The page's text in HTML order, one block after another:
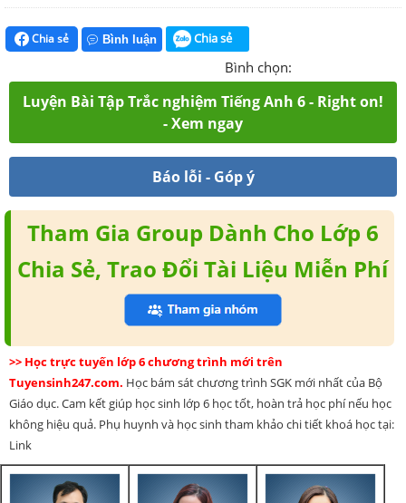
Chia sẻ Bình luận Chia sẻ
Bình chọn:
Luyện Bài Tập Trắc nghiệm Tiếng Anh 6 - Right on!
- Xem ngay
Báo lỗi - Góp ý
Tham Gia Group Dành Cho Lớp 6
Chia Sẻ, Trao Đổi Tài Liệu Miễn Phí
>> Học trực tuyến lớp 6 chương trình mới trên
Tuyensinh247.com. Học bám sát chương trình SGK mới nhất của Bộ
Giáo dục. Cam kết giúp học sinh lớp 6 học tốt, hoàn trả học phí nếu học
không hiệu quả. Phụ huynh và học sinh tham khảo chi tiết khoá học tại:
Link